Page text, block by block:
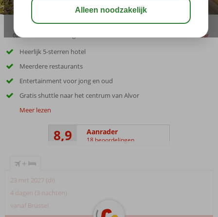
02:45 bewaar
Heerlijk 5-sterren hotel
Meerdere restaurants
Entertainment voor jong en oud
Gratis shuttle naar het centrum van Alvor
Meer lezen
8,9 Aanrader
18 beoordelingen
+
23 mrt 2027 (di)
4 dagen (3 nachten)
vanaf Brussel